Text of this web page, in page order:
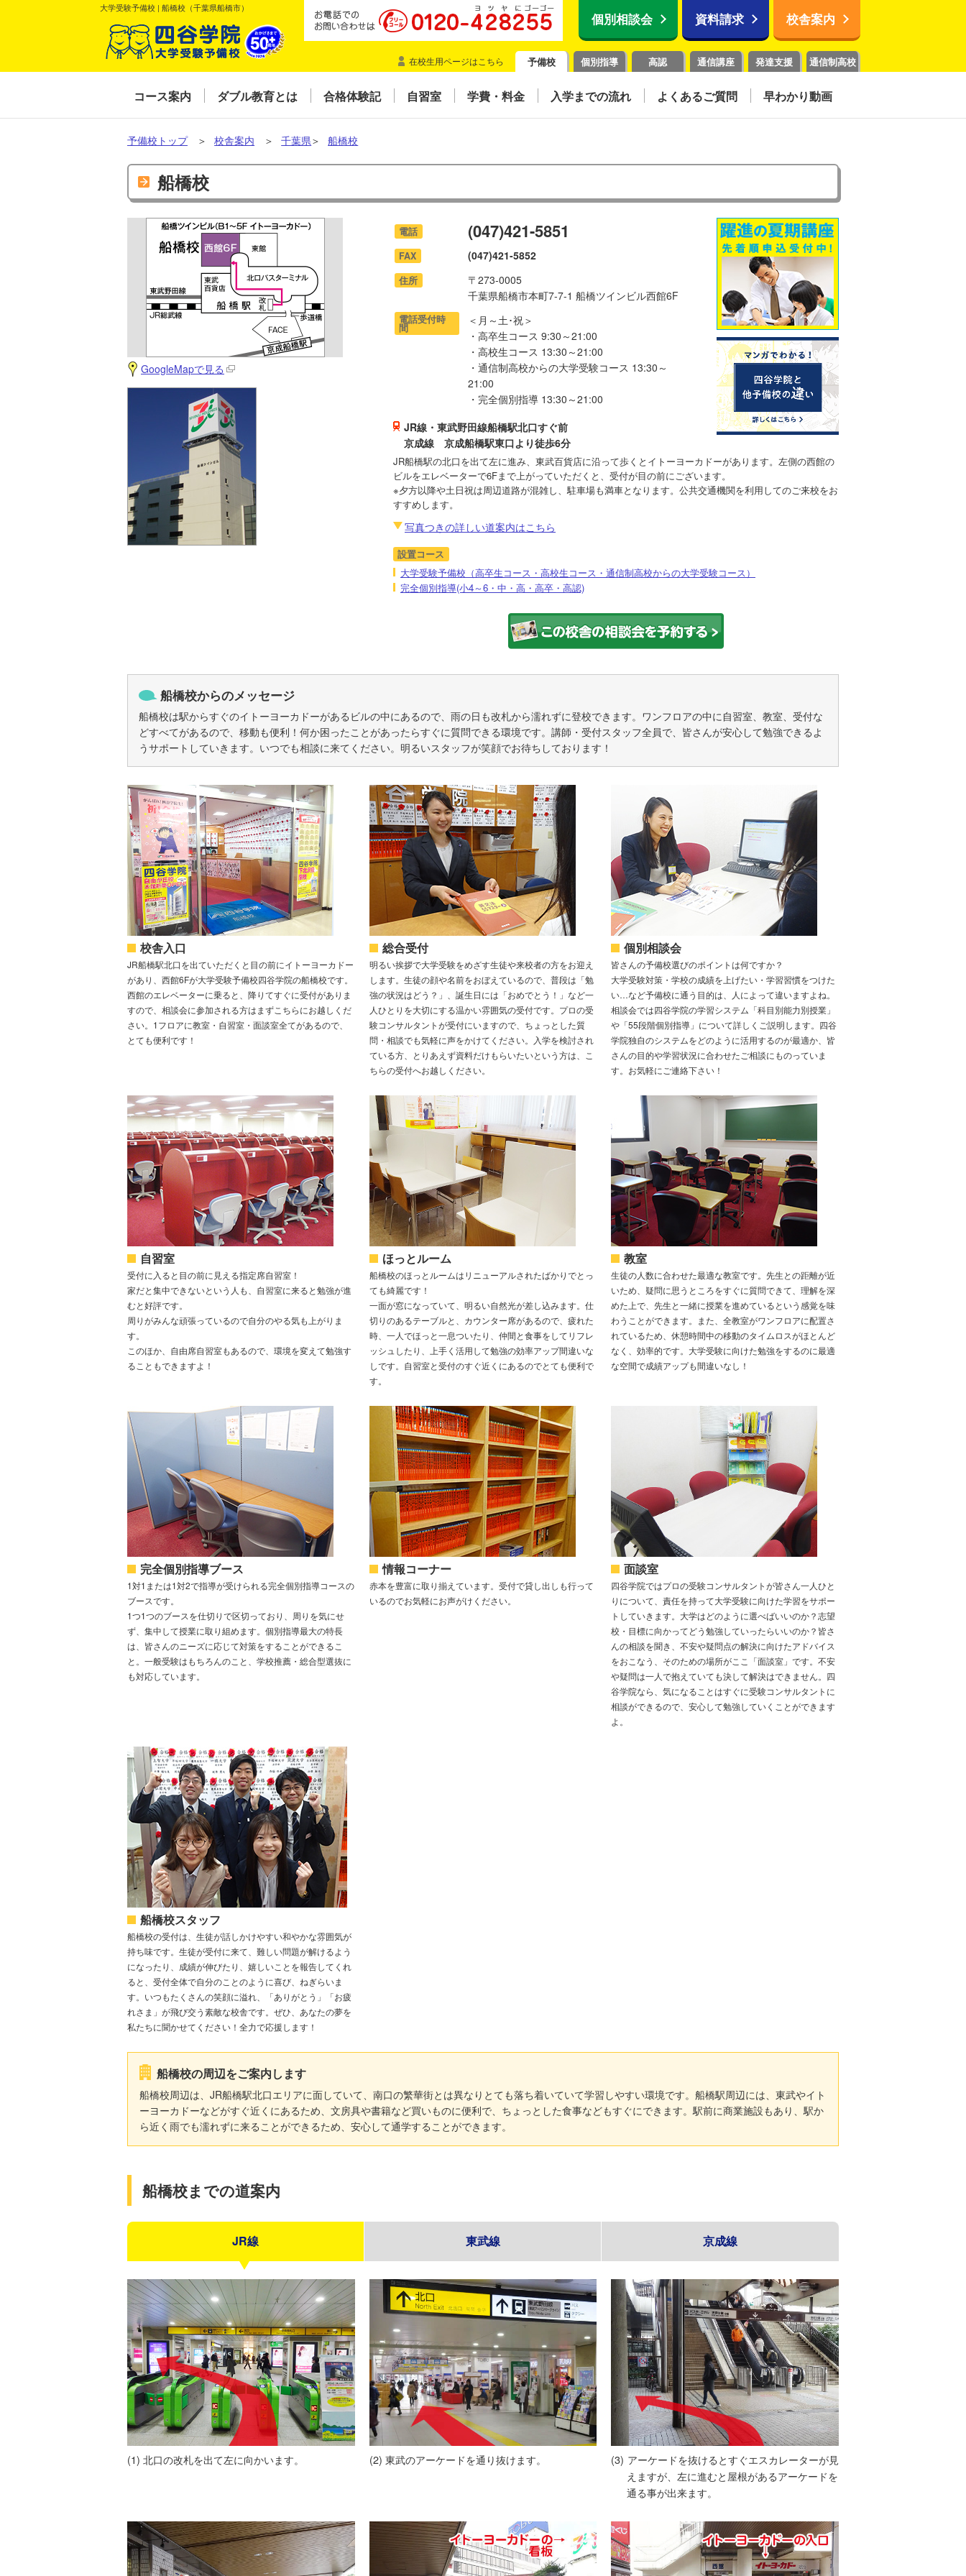
大学受験予備校 | 船橋校（千葉県船橋市）
個別相談会 資料請求 校舎案内
在校生用ページはこちら 予備校 個別指導 高認 通信講座 発達支援 通信制高校
コース案内 ダブル教育とは 合格体験記 自習室 学費・料金 入学までの流れ よくあるご質問 早わかり動画
予備校トップ＞校舎案内＞千葉県＞船橋校
船橋校
GoogleMapで見る
電話 (047)421-5851
FAX (047)421-5852
住所
〒273-0005
千葉県船橋市本町7-7-1 船橋ツインビル西館6F
電話受付時
間
＜月～土･祝＞
・高卒生コース 9:30～21:00
・高校生コース 13:30～21:00
・通信制高校からの大学受験コース 13:30～
21:00
・完全個別指導 13:30～21:00
JR線・東武野田線船橋駅北口すぐ前
京成線 京成船橋駅東口より徒歩6分
JR船橋駅の北口を出て左に進み、東武百貨店に沿って歩くとイトーヨーカドーがあります。左側の西館の
ビルをエレベーターで6Fまで上がっていただくと、受付が目の前にございます。
※夕方以降や土日祝は周辺道路が混雑し、駐車場も満車となります。公共交通機関を利用してのご来校をお
すすめします。
写真つきの詳しい道案内はこちら
設置コース
大学受験予備校（高卒生コース・高校生コース・通信制高校からの大学受験コース）
完全個別指導(小4～6・中・高・高卒・高認)
船橋校からのメッセージ
船橋校は駅からすぐのイトーヨーカドーがあるビルの中にあるので、雨の日も改札から濡れずに登校できます。ワンフロアの中に自習室、教室、受付な
どすべてがあるので、移動も便利！何か困ったことがあったらすぐに質問できる環境です。講師・受付スタッフ全員で、皆さんが安心して勉強できるよ
うサポートしていきます。いつでも相談に来てください。明るいスタッフが笑顔でお待ちしております！
校舎入口
JR船橋駅北口を出ていただくと目の前にイトーヨーカドー
があり、西館6Fが大学受験予備校四谷学院の船橋校です。
西館のエレベーターに乗ると、降りてすぐに受付がありま
すので、相談会に参加される方はまずこちらにお越しくだ
さい。1フロアに教室・自習室・面談室全てがあるので、
とても便利です！
総合受付
明るい挨拶で大学受験をめざす生徒や来校者の方をお迎え
します。生徒の顔や名前をおぼえているので、普段は「勉
強の状況はどう？」、誕生日には「おめでとう！」など一
人ひとりを大切にする温かい雰囲気の受付です。プロの受
験コンサルタントが受付にいますので、ちょっとした質
問・相談でも気軽に声をかけてください。入学を検討され
ている方、とりあえず資料だけもらいたいという方は、こ
ちらの受付へお越しください。
個別相談会
皆さんの予備校選びのポイントは何ですか？
大学受験対策・学校の成績を上げたい・学習習慣をつけた
い…など予備校に通う目的は、人によって違いますよね。
相談会では四谷学院の学習システム「科目別能力別授業」
や「55段階個別指導」について詳しくご説明します。四谷
学院独自のシステムをどのように活用するのが最適か、皆
さんの目的や学習状況に合わせたご相談にものっていま
す。お気軽にご連絡下さい！
自習室
受付に入ると目の前に見える指定席自習室！
家だと集中できないという人も、自習室に来ると勉強が進
むと好評です。
周りがみんな頑張っているので自分のやる気も上がりま
す。
このほか、自由席自習室もあるので、環境を変えて勉強す
ることもできますよ！
ほっとルーム
船橋校のほっとルームはリニューアルされたばかりでとっ
ても綺麗です！
一面が窓になっていて、明るい自然光が差し込みます。仕
切りのあるテーブルと、カウンター席があるので、疲れた
時、一人でほっと一息ついたり、仲間と食事をしてリフレ
ッシュしたり、上手く活用して勉強の効率アップ間違いな
しです。自習室と受付のすぐ近くにあるのでとても便利で
す。
教室
生徒の人数に合わせた最適な教室です。先生との距離が近
いため、疑問に思うところをすぐに質問できて、理解を深
めた上で、先生と一緒に授業を進めているという感覚を味
わうことができます。また、全教室がワンフロアに配置さ
れているため、休憩時間中の移動のタイムロスがほとんど
なく、効率的です。大学受験に向けた勉強をするのに最適
な空間で成績アップも間違いなし！
完全個別指導ブース
1対1または1対2で指導が受けられる完全個別指導コースの
ブースです。
1つ1つのブースを仕切りで区切っており、周りを気にせ
ず、集中して授業に取り組めます。個別指導最大の特長
は、皆さんのニーズに応じて対策をすることができるこ
と。一般受験はもちろんのこと、学校推薦・総合型選抜に
も対応しています。
情報コーナー
赤本を豊富に取り揃えています。受付で貸し出しも行って
いるのでお気軽にお声がけください。
面談室
四谷学院ではプロの受験コンサルタントが皆さん一人ひと
りについて、責任を持って大学受験に向けた学習をサポー
トしていきます。大学はどのように選べばいいのか？志望
校・目標に向かってどう勉強していったらいいのか？皆さ
んの相談を聞き、不安や疑問点の解決に向けたアドバイス
をおこなう、そのための場所がここ「面談室」です。不安
や疑問は一人で抱えていても決して解決はできません。四
谷学院なら、気になることはすぐに受験コンサルタントに
相談ができるので、安心して勉強していくことができます
よ。
船橋校スタッフ
船橋校の受付は、生徒が話しかけやすい和やかな雰囲気が
持ち味です。生徒が受付に来て、難しい問題が解けるよう
になったり、成績が伸びたり、嬉しいことを報告してくれ
ると、受付全体で自分のことのように喜び、ねぎらいま
す。いつもたくさんの笑顔に溢れ、「ありがとう」「お疲
れさま」が飛び交う素敵な校舎です。ぜひ、あなたの夢を
私たちに聞かせてください！全力で応援します！
船橋校の周辺をご案内します
船橋校周辺は、JR船橋駅北口エリアに面していて、南口の繁華街とは異なりとても落ち着いていて学習しやすい環境です。船橋駅周辺には、東武やイト
ーヨーカドーなどがすぐ近くにあるため、文房具や書籍など買いものに便利で、ちょっとした食事などもすぐにできます。駅前に商業施設もあり、駅か
ら近く雨でも濡れずに来ることができるため、安心して通学することができます。
船橋校までの道案内
JR線 東武線 京成線
北口の改札を出て左に向かいます。 東武のアーケードを通り抜けます。
アーケードを抜けるとすぐエスカレーターが見
えますが、左に進むと屋根があるアーケードを
通る事が出来ます。